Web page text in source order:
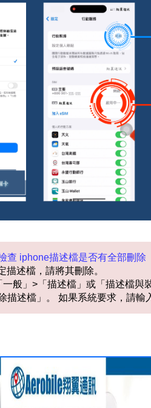
查 iphone描述檔是否有全部刪除
描述檔，請將其刪除。
般」>「描述檔」或「描述檔與
描述檔」。 如果系統要求，請輸